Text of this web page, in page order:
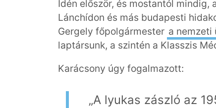
Idén először, és mostantól mindig,
Lánchídon és más budapesti
Gergely főpolgármester a nemzeti
laptársunk, a szintén a Klasszis
Karácsony úgy fogalmazott:
„A lyukas zászló az